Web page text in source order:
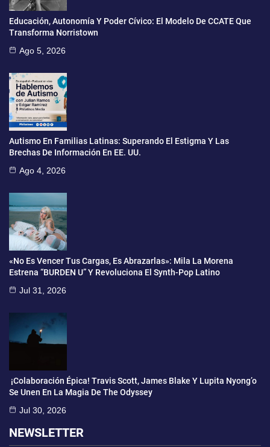
Educación, Autonomía Y Poder Cívico: El Modelo De CCATE Que
Transforma Norristown
Ago 5, 2026
Autismo En Familias Latinas: Superando El Estigma Y Las
Brechas De Información En EE. UU.
Ago 4, 2026
«No Es Vencer Tus Cargas, Es Abrazarlas»: Mila La Morena
Estrena “BURDEN U” Y Revoluciona El Synth-Pop Latino
Jul 31, 2026
¡Colaboración Épica! Travis Scott, James Blake Y Lupita Nyong’o
Se Unen En La Magia De The Odyssey
Jul 30, 2026
NEWSLETTER